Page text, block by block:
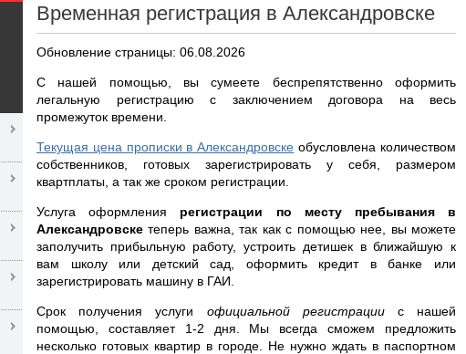
Временная регистрация в Александровске
Обновление страницы: 06.08.2026
С нашей помощью, вы сумеете беспрепятственно оформить
легальную регистрацию с заключением договора на весь
промежуток времени.
Текущая цена прописки в Александровске обусловлена количеством
собственников, готовых зарегистрировать у себя, размером
квартплаты, а так же сроком регистрации.
Услуга оформления регистрации по месту пребывания в
Александровскетеперь важна, так как с помощью нее, вы можете
заполучить прибыльную работу, устроить детишек в ближайшую к
вам школу или детский сад, оформить кредит в банке или
зарегистрировать машину в ГАИ.
Срок получения услуги официальной регистрации с нашей
помощью, составляет 1-2 дня. Мы всегда сможем предложить
несколько готовых квартир в городе. Не нужно ждать в паспортном